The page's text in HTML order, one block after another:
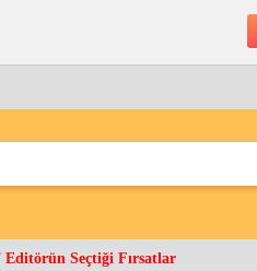
Editörün Seçtiği Fırsatlar